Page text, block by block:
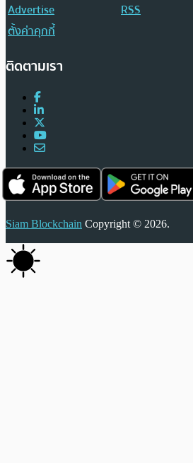
Advertise
RSS
ตั้งค่าคุกกี้
ติดตามเรา
Siam Blockchain Copyright © 2026.